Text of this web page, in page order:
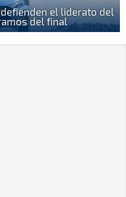
el liderato del
del final